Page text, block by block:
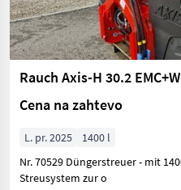
Rauch Axis-H 30.2 EMC+W
Cena na zahtevo
L. pr. 2025
1400 l
Nr. 70529 Düngerstreuer - mit 1400 lt. Behälter - mit CAD-
Streusystem zur o